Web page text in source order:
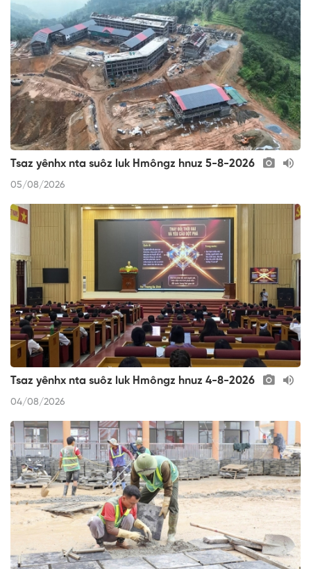
Tsaz yênhx nta suôz luk Hmôngz hnuz 5-8-2026
05/08/2026
Tsaz yênhx nta suôz luk Hmôngz hnuz 4-8-2026
04/08/2026